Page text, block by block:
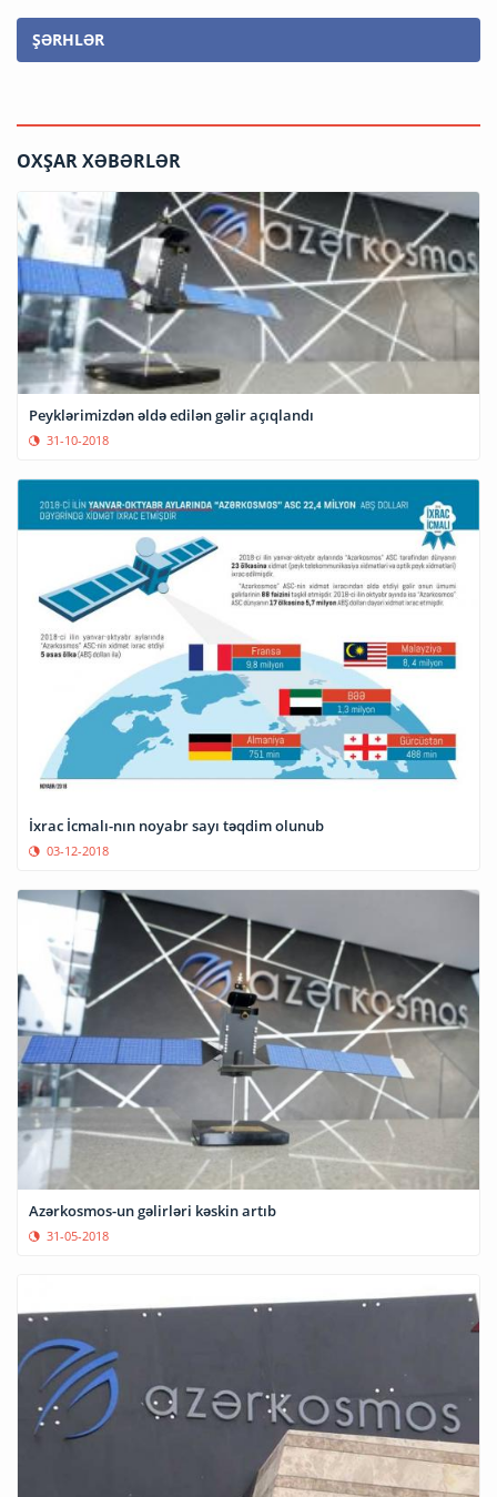
ŞƏRHLƏR
OXŞAR XƏBƏRLƏR
Peyklərimizdən əldə edilən gəlir açıqlandı
31-10-2018
İxrac İcmalı-nın noyabr sayı təqdim olunub
03-12-2018
Azərkosmos-un gəlirləri kəskin artıb
31-05-2018